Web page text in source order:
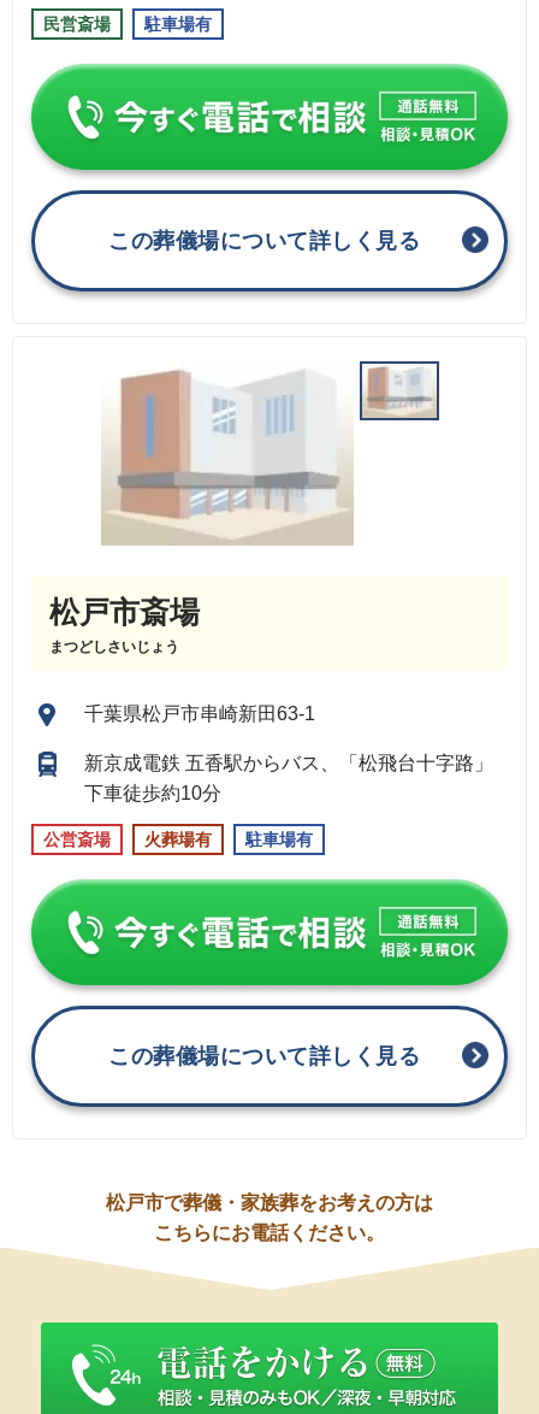
民営斎場 駐車場有
この葬儀場について詳しく見る
松戸市斎場
まつどしさいじょう
千葉県松戸市串崎新田63-1
新京成電鉄 五香駅からバス、「松飛台十字路」
下車徒歩約10分
公営斎場 火葬場有 駐車場有
この葬儀場について詳しく見る
松戸市で葬儀・家族葬をお考えの方は
こちらにお電話ください。